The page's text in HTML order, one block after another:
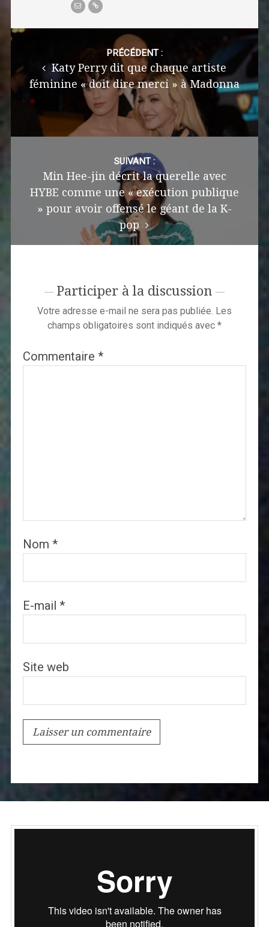
Post
PRÉCÉDENT :
Katy Perry dit que chaque artiste
féminine « doit dire merci » à Madonna
SUIVANT :
Min Hee-jin décrit la querelle avec
HYBE comme une « exécution publique
» pour avoir offensé le géant de la K-
pop
Participer à la discussion
Votre adresse e-mail ne sera pas publiée. Les
champs obligatoires sont indiqués avec *
Commentaire *
Nom *
E-mail *
Site web